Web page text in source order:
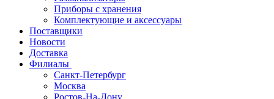
Приборы с хранения
Комплектующие и аксессуары
Поставщики
Новости
Доставка
Филиалы
Санкт-Петербург
Москва
Ростов-На-Дону